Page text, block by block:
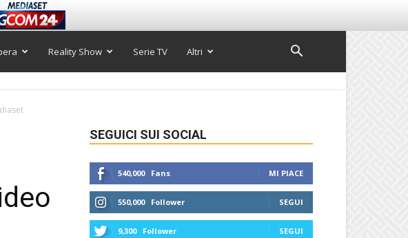
Reality Show Serie TV Altri
SEGUICI SUI SOCIAL
540,000 Fans MI PIACE
550,000 Follower SEGUI
9,300 Follower SEGUI